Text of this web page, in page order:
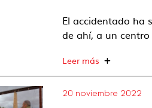
El accidentado ha
de ahí, a un
Leer más
20 noviembre 2022